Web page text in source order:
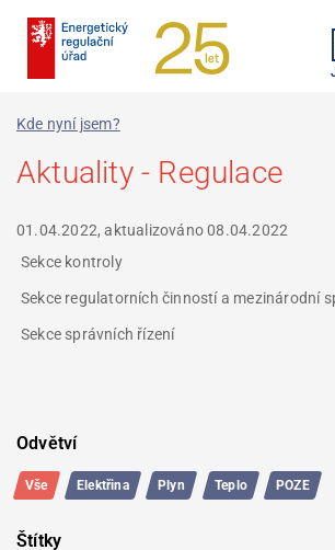
Kde nyní jsem?
Aktuality - Regulace
01.04.2022, aktualizováno08.04.2022
Sekce kontroly
Sekce regulatorních činností a mezinárodní
Sekce správních řízení
výpisu
dotazů
Odvětví
Vše Elektřina Plyn Teplo POZE
Štítky
dotazů